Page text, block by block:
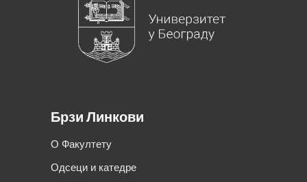
Брзи Линкови
О Факултету
Одсеци и катедре